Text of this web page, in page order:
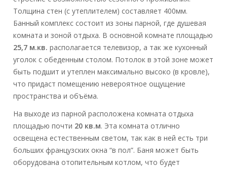
Толщина стен (с утеплителем) составляет 400мм.
Банный комплекс состоит из зоны парной, где душевая
комната и зоной отдыха. В основной комнате площадью
25,7 м.кв. располагается телевизор, а так же кухонный
уголок с обеденным столом. Потолок в этой зоне может
быть подшит и утеплен максимально высоко (в кровле),
что придаст помещению невероятное ощущение
пространства и объёма.
На выходе из парной расположена комната отдыха
площадью почти 20 кв.м. Эта комната отлично
освещена естественным светом, так как в ней есть три
больших французских окна “в пол”. Баня может быть
оборудована отопительным котлом, что будет